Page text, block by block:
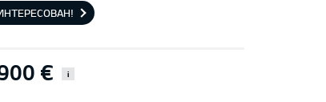
€ i